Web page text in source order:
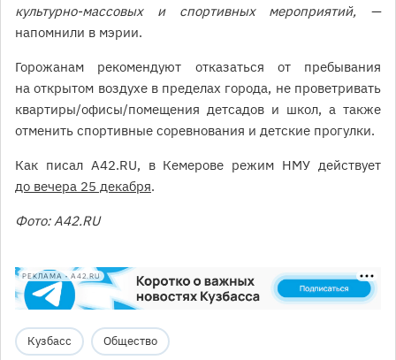
культурно-массовых и спортивных мероприятий, —
напомнили в мэрии.
Горожанам рекомендуют отказаться от пребывания
на открытом воздухе в пределах города, не проветривать
квартиры/офисы/помещения детсадов и школ, а также
отменить спортивные соревнования и детские прогулки.
Как писал A42.RU, в Кемерове режим НМУ действует
до вечера 25 декабря.
Фото: A42.RU
РЕКЛАМА • A42.RU
Кузбасс Общество